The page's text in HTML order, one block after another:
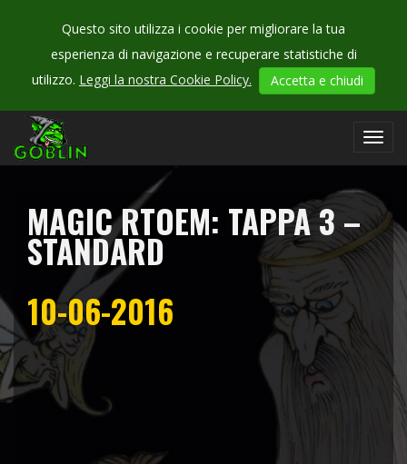
Questo sito utilizza i cookie per migliorare la tua
esperienza di navigazione e recuperare statistiche di
utilizzo. Leggi la nostra Cookie Policy. Accetta e chiudi
CHECK
OUR
MAGIC RTOEM: TAPPA 3 –
STANDARD
10-06-2016